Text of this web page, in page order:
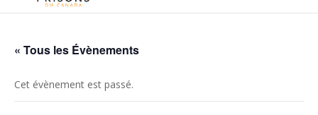
« Tous les Évènements
Cet évènement est passé.